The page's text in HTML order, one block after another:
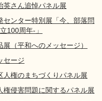
英さん追悼パネル展
センター特別展「今、部落問
100周年-」
展（平和へのメッセージ）
セージ
人権のまちづくりパネル展
権侵害問題に関するパネル展